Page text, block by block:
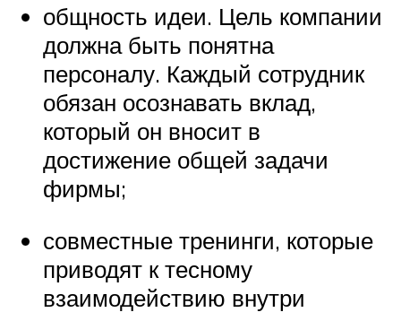
общность идеи. Цель компании
должна быть понятна
персоналу. Каждый сотрудник
обязан осознавать вклад,
который он вносит в
достижение общей задачи
фирмы;
совместные тренинги, которые
приводят к тесному
взаимодействию внутри